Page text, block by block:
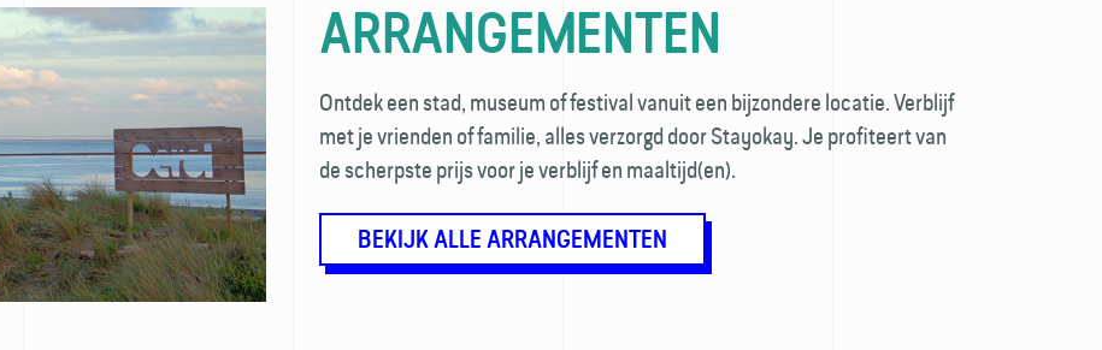
ARRANGEMENTEN
Ontdek een stad, museum of festival vanuit een bijzondere locatie. Verblijf
met je vrienden of familie, alles verzorgd door Stayokay. Je profiteert van
de scherpste prijs voor je verblijf en maaltijd(en).
BEKIJK ALLE ARRANGEMENTEN